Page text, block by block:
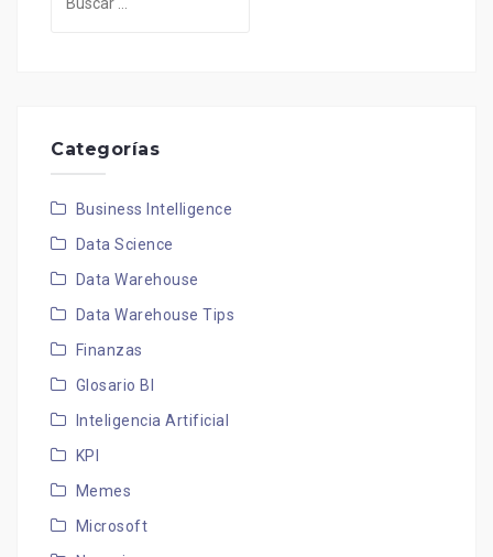
Categorías
Business Intelligence
Data Science
Data Warehouse
Data Warehouse Tips
Finanzas
Glosario BI
Inteligencia Artificial
KPI
Memes
Microsoft